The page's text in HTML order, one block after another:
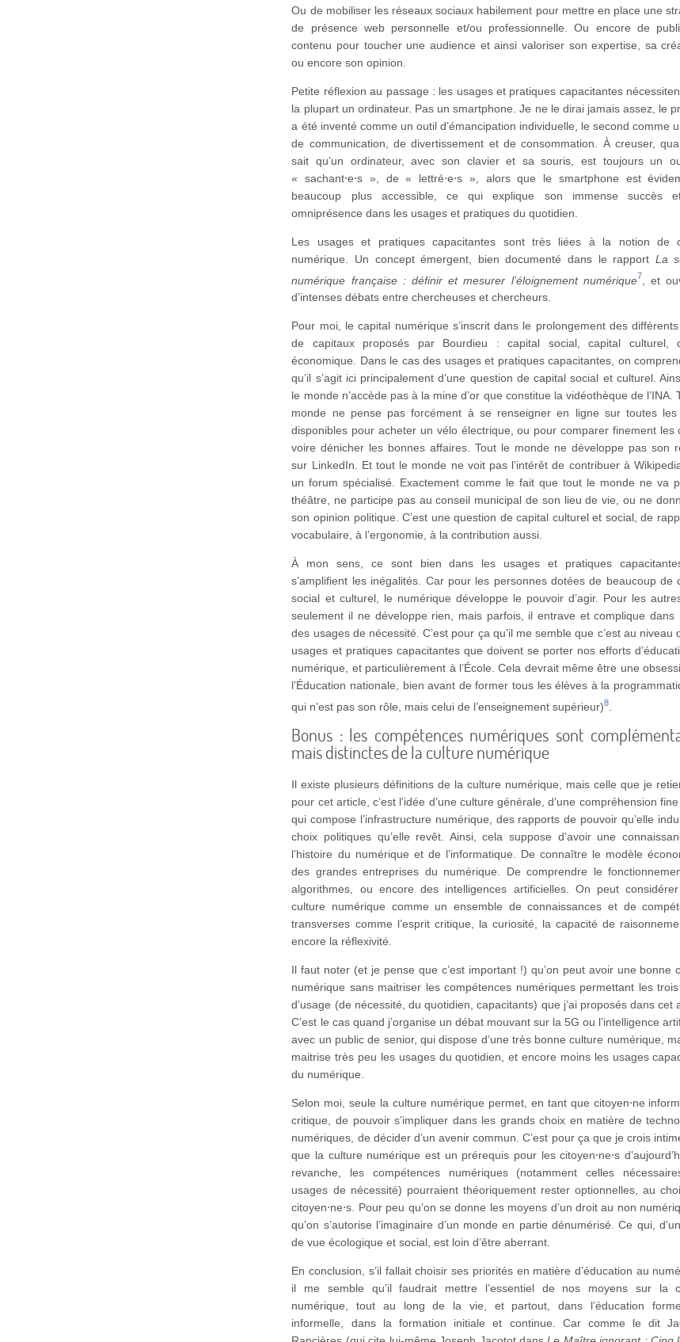
Ou de mobiliser les réseaux sociaux habilement pour mettre en place une
de présence web personnelle et/ou professionnelle. Ou encore de
contenu pour toucher une audience et ainsi valoriser son expertise, sa
ou encore son opinion.
Petite réflexion au passage : les usages et pratiques capacitantes
la plupart un ordinateur. Pas un smartphone. Je ne le dirai jamais assez, le
a été inventé comme un outil d’émancipation individuelle, le second comme
de communication, de divertissement et de consommation. À creuser,
sait qu’un ordinateur, avec son clavier et sa souris, est toujours un
« sachant⋅e⋅s », de « lettré⋅e⋅s », alors que le smartphone est
beaucoup plus accessible, ce qui explique son immense succès
omniprésence dans les usages et pratiques du quotidien.
Les usages et pratiques capacitantes sont très liées à la notion de
numérique. Un concept émergent, bien documenté dans le rapport La
numérique française : définir et mesurer l’éloignement numérique7
, et
d’intenses débats entre chercheuses et chercheurs.
Pour moi, le capital numérique s’inscrit dans le prolongement des
de capitaux proposés par Bourdieu : capital social, capital culturel,
économique. Dans le cas des usages et pratiques capacitantes, on
qu’il s’agit ici principalement d’une question de capital social et culturel.
le monde n’accède pas à la mine d’or que constitue la vidéothèque de l’INA.
monde ne pense pas forcément à se renseigner en ligne sur toutes les
disponibles pour acheter un vélo électrique, ou pour comparer finement les
voire dénicher les bonnes affaires. Tout le monde ne développe pas son
sur LinkedIn. Et tout le monde ne voit pas l’intérêt de contribuer à
un forum spécialisé. Exactement comme le fait que tout le monde ne va
théâtre, ne participe pas au conseil municipal de son lieu de vie, ou ne
son opinion politique. C’est une question de capital culturel et social, de
vocabulaire, à l’ergonomie, à la contribution aussi.
À mon sens, ce sont bien dans les usages et pratiques
s’amplifient les inégalités. Car pour les personnes dotées de beaucoup de
social et culturel, le numérique développe le pouvoir d’agir. Pour les
seulement il ne développe rien, mais parfois, il entrave et complique dans
des usages de nécessité. C’est pour ça qu’il me semble que c’est au niveau
usages et pratiques capacitantes que doivent se porter nos efforts
numérique, et particulièrement à l’École. Cela devrait même être une
l’Éducation nationale, bien avant de former tous les élèves à la
qui n’est pas son rôle, mais celui de l’enseignement supérieur)8
Bonus : les compétences numériques sont
mais distinctes de la culture numérique
Il existe plusieurs définitions de la culture numérique, mais celle que je
pour cet article, c’est l’idée d’une culture générale, d’une compréhension
qui compose l’infrastructure numérique, des rapports de pouvoir qu’elle
choix politiques qu’elle revêt. Ainsi, cela suppose d’avoir une
l’histoire du numérique et de l’informatique. De connaître le modèle
des grandes entreprises du numérique. De comprendre le
algorithmes, ou encore des intelligences artificielles. On peut
culture numérique comme un ensemble de connaissances et de
transverses comme l’esprit critique, la curiosité, la capacité de
encore la réflexivité.
Il faut noter (et je pense que c’est important !) qu’on peut avoir une bonne
numérique sans maitriser les compétences numériques permettant les
d’usage (de nécessité, du quotidien, capacitants) que j’ai proposés dans cet
C’est le cas quand j’organise un débat mouvant sur la 5G ou l’intelligence
avec un public de senior, qui dispose d’une très bonne culture numérique,
maitrise très peu les usages du quotidien, et encore moins les usages
du numérique.
Selon moi, seule la culture numérique permet, en tant que citoyen⋅ne
critique, de pouvoir s’impliquer dans les grands choix en matière de
numériques, de décider d’un avenir commun. C’est pour ça que je crois
que la culture numérique est un prérequis pour les citoyen⋅ne⋅s
revanche, les compétences numériques (notamment celles
usages de nécessité) pourraient théoriquement rester optionnelles, au
citoyen⋅ne⋅s. Pour peu qu’on se donne les moyens d’un droit au non
qu’on s’autorise l’imaginaire d’un monde en partie dénumérisé. Ce qui,
de vue écologique et social, est loin d’être aberrant.
En conclusion, s’il fallait choisir ses priorités en matière d’éducation au
il me semble qu’il faudrait mettre l’essentiel de nos moyens sur la
numérique, tout au long de la vie, et partout, dans l’éducation
informelle, dans la formation initiale et continue. Car comme le dit